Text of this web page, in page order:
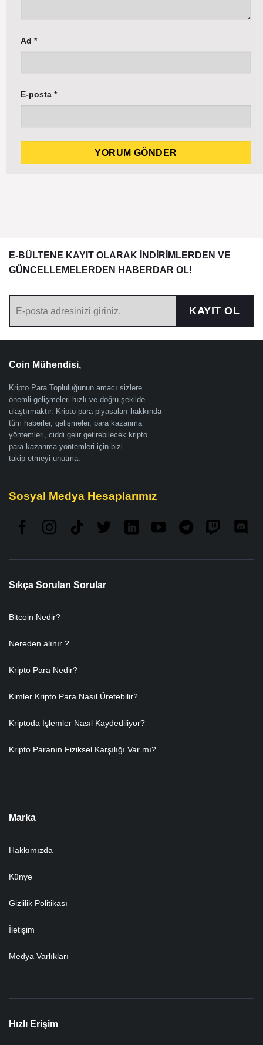
Ad *
E-posta *
E-BÜLTENE KAYIT OLARAK İNDİRİMLERDEN VE
GÜNCELLEMELERDEN HABERDAR OL!
KAYIT OL
Coin Mühendisi,
Kripto Para Topluluğunun amacı sizlere
önemli gelişmeleri hızlı ve doğru şekilde
ulaştırmaktır. Kripto para piyasaları hakkında
tüm haberler, gelişmeler, para kazanma
yöntemleri, ciddi gelir getirebilecek kripto
para kazanma yöntemleri için bizi
takip etmeyi unutma.
Sosyal Medya Hesaplarımız
Sıkça Sorulan Sorular
Bitcoin Nedir?
Nereden alınır ?
Kripto Para Nedir?
Kimler Kripto Para Nasıl Üretebilir?
Kriptoda İşlemler Nasıl Kaydediliyor?
Kripto Paranın Fiziksel Karşılığı Var mı?
Marka
Hakkımızda
Künye
Gizlilik Politikası
İletişim
Medya Varlıkları
Hızlı Erişim